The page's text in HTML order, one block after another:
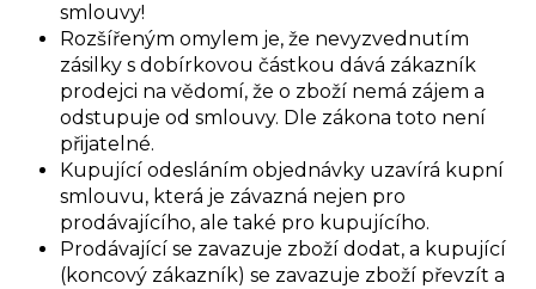
smlouvy!
Rozšířeným omylem je, že nevyzvednutím
zásilky s dobírkovou částkou dává zákazník
prodejci na vědomí, že o zboží nemá zájem a
odstupuje od smlouvy. Dle zákona toto není
přijatelné.
Kupující odesláním objednávky uzavírá kupní
smlouvu, která je závazná nejen pro
prodávajícího, ale také pro kupujícího.
Prodávající se zavazuje zboží dodat, a kupující
(koncový zákazník) se zavazuje zboží převzít a